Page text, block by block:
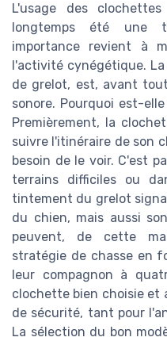
L'usage des
longtemps été une
importance revient à
l'activité cynégétique.
de grelot, est, avant
sonore. Pourquoi est-
Premièrement, la
suivre l'itinéraire de son
besoin de le voir. C'est
terrains difficiles ou
tintement du grelot
du chien, mais aussi
peuvent, de cette
stratégie de chasse en
leur compagnon à
clochette bien choisie et
de sécurité, tant pour
La sélection du bon